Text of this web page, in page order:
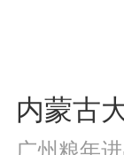
广州粮年